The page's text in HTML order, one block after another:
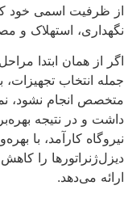
از ظرفیت اسمی خود
نگهداری، استهلاک
اگر از همان ابتدا
جمله انتخاب
متخصص انجام نشود،
داشت و در نتیجه
نیروگاه کارآمد، با
دیزل‌ژنراتورها را
ارائه می‌دهد.